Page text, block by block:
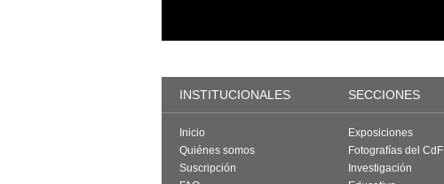
INSTITUCIONALES SECCIONES
Inicio
Quiénes somos
Suscripción
Exposiciones
Fotografías del CdF
Investigación